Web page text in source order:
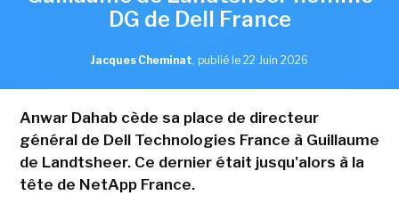
DG de Dell France
Jacques Cheminat, publié le 22 Juin 2026
Anwar Dahab cède sa place de directeur
général de Dell Technologies France à Guillaume
de Landtsheer. Ce dernier était jusqu'alors à la
tête de NetApp France.